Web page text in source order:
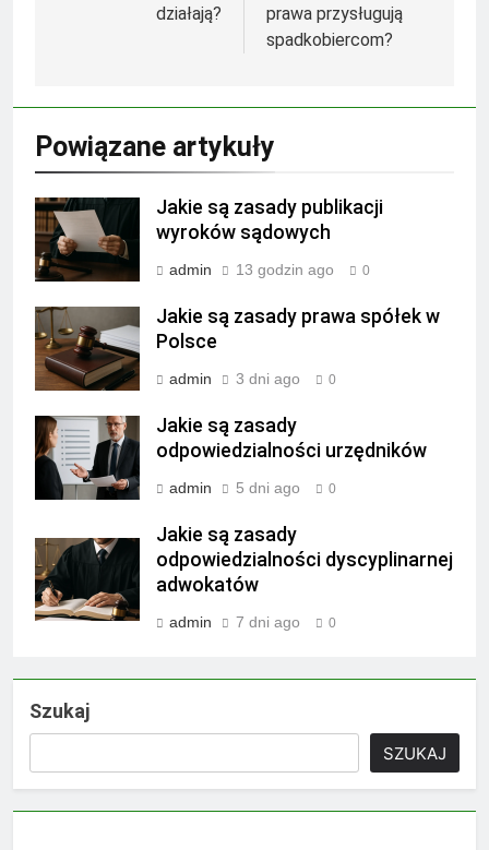
działają?
prawa przysługują
spadkobiercom?
Powiązane artykuły
Jakie są zasady publikacji
wyroków sądowych
admin 13 godzin ago 0
Jakie są zasady prawa spółek w
Polsce
admin 3 dni ago 0
Jakie są zasady
odpowiedzialności urzędników
admin 5 dni ago 0
Jakie są zasady
odpowiedzialności dyscyplinarnej
adwokatów
admin 7 dni ago 0
Szukaj
SZUKAJ